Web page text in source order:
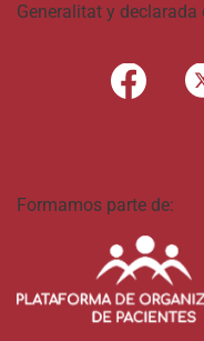
Generalitat y
Formamos parte de: